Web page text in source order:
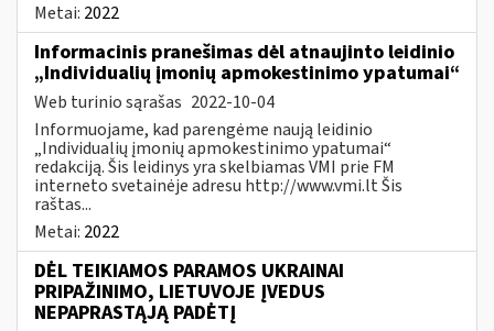
Metai: 2022
Informacinis pranešimas dėl atnaujinto leidinio
„Individualių įmonių apmokestinimo ypatumai“
Web turinio sąrašas 2022-10-04
Informuojame, kad parengėme naują leidinio
„Individualių įmonių apmokestinimo ypatumai“
redakciją. Šis leidinys yra skelbiamas VMI prie FM
interneto svetainėje adresu http://www.vmi.lt Šis
raštas...
Metai: 2022
DĖL TEIKIAMOS PARAMOS UKRAINAI
PRIPAŽINIMO, LIETUVOJE ĮVEDUS
NEPAPRASTĄJĄ PADĖTĮ